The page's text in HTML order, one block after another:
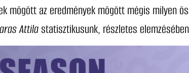
mögött az eredmények mögött mégis milyen
Attilastatisztikusunk, részletes